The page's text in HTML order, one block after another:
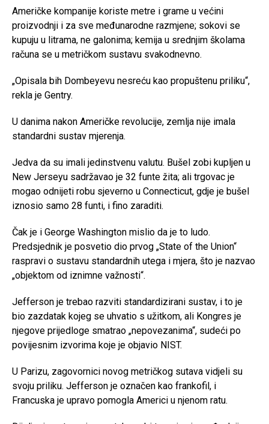
Američke kompanije koriste metre i grame u većini
proizvodnji i za sve međunarodne razmjene; sokovi se
kupuju u litrama, ne galonima; kemija u srednjim školama
računa se u metričkom sustavu svakodnevno.
„Opisala bih Dombeyevu nesreću kao propuštenu priliku“,
rekla je Gentry.
U danima nakon Američke revolucije, zemlja nije imala
standardni sustav mjerenja.
Jedva da su imali jedinstvenu valutu. Bušel zobi kupljen u
New Jerseyu sadržavao je 32 funte žita; ali trgovac je
mogao odnijeti robu sjeverno u Connecticut, gdje je bušel
iznosio samo 28 funti, i fino zaraditi.
Čak je i George Washington mislio da je to ludo.
Predsjednik je posvetio dio prvog „State of the Union“
raspravi o sustavu standardnih utega i mjera, što je nazvao
„objektom od iznimne važnosti“.
Jefferson je trebao razviti standardizirani sustav, i to je
bio zazdatak kojeg se uhvatio s užitkom, ali Kongres je
njegove prijedloge smatrao „nepovezanima“, sudeći po
povijesnim izvorima koje je objavio NIST.
U Parizu, zagovornici novog metričkog sutava vidjeli su
svoju priliku. Jefferson je označen kao frankofil, i
Francuska je upravo pomogla Americi u njenom ratu.